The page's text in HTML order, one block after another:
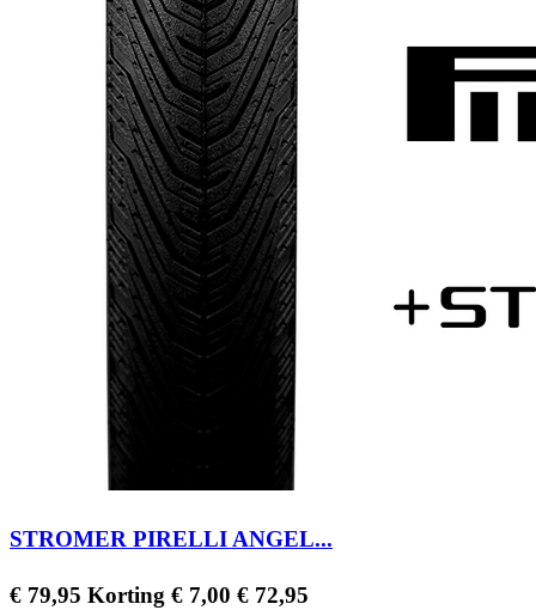
STROMER PIRELLI ANGEL...
Regular
€ 79,95 Korting € 7,00 Prijs
€ 72,95